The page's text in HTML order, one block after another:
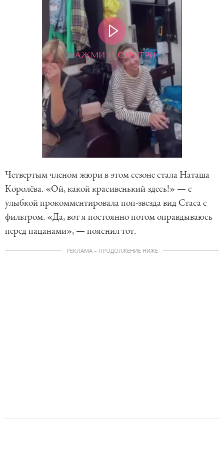
НАЖМИ И СМОТРИ
Четвертым членом жюри в этом сезоне стала Наташа
Королёва. «Ой, какой красивенький здесь!» — с
улыбкой прокомментировала поп-звезда вид Стаса с
фильтром. «Да, вот я постоянно потом оправдываюсь
перед пацанами», — пояснил тот.
РЕКЛАМА – ПРОДОЛЖЕНИЕ НИЖЕ